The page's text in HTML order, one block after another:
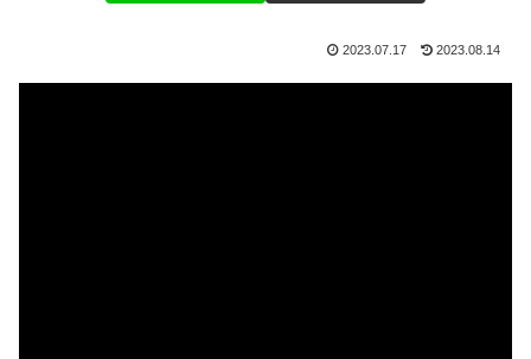
2023.07.17 2023.08.14